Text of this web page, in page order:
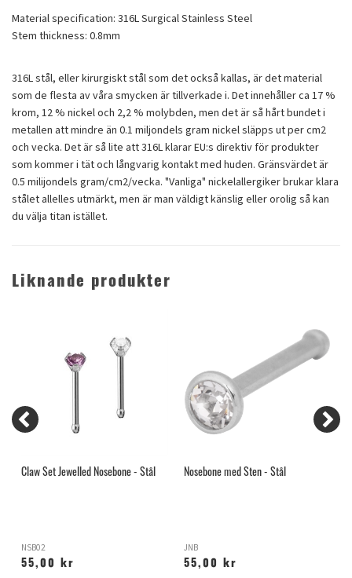
Material specification: 316L Surgical Stainless Steel
Stem thickness: 0.8mm
316L stål, eller kirurgiskt stål som det också kallas, är det material
som de flesta av våra smycken är tillverkade i. Det innehåller ca 17 %
krom, 12 % nickel och 2,2 % molybden, men det är så hårt bundet i
metallen att mindre än 0.1 miljondels gram nickel släpps ut per cm2
och vecka. Det är så lite att 316L klarar EU:s direktiv för produkter
som kommer i tät och långvarig kontakt med huden. Gränsvärdet är
0.5 milijondels gram/cm2/vecka. "Vanliga" nickelallergiker brukar klara
stålet allelles utmärkt, men är man väldigt känslig eller orolig så kan
du välja titan istället.
Liknande produkter
Claw Set Jewelled Nosebone - Stål
NSB02
55,00 kr
Nosebone med Sten - Stål
JNB
55,00 kr